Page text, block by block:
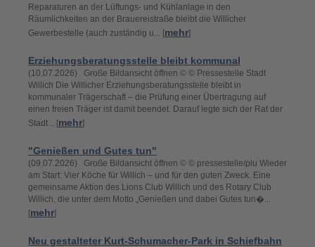
Reparaturen an der Lüftungs- und Kühlanlage in den
Räumlichkeiten an der Brauereistraße bleibt die Willicher
Gewerbestelle (auch zuständig u... [mehr]
Erziehungsberatungsstelle bleibt kommunal
(10.07.2026) Große Bildansicht öffnen © © Pressestelle Stadt
Willich Die Willicher Erziehungsberatungsstelle bleibt in
kommunaler Trägerschaft – die Prüfung einer Übertragung auf
einen freien Träger ist damit beendet. Darauf legte sich der Rat der
Stadt... [mehr]
"Genießen und Gutes tun"
(09.07.2026) Große Bildansicht öffnen © © pressestelle/plu Wieder
am Start: Vier Köche für Willich – und für den guten Zweck. Eine
gemeinsame Aktion des Lions Club Willich und des Rotary Club
Willich, die unter dem Motto „Genießen und dabei Gutes tun�...
[mehr]
Neu gestalteter Kurt-Schumacher-Park in Schiefbahn